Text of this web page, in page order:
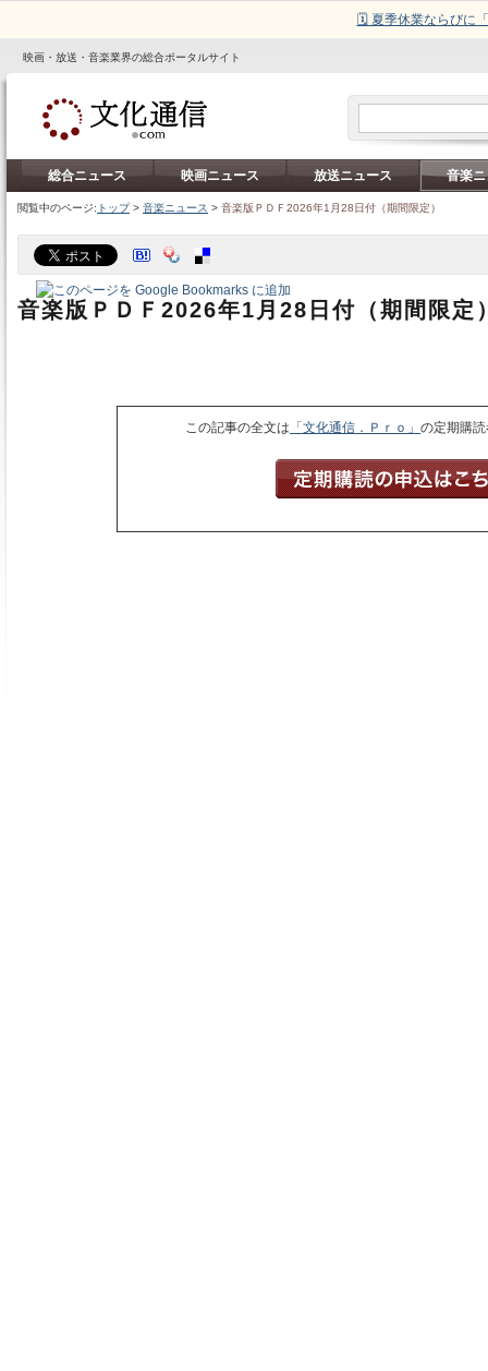
🗓️ 夏季休業ならびに
映画・放送・音楽業界の総合ポータルサイト
総合ニュース 映画ニュース 放送ニュース 音楽
閲覧中のページ: トップ> 音楽ニュース > 音楽版ＰＤＦ2026年1月28日付（期間限定）
音楽版ＰＤＦ2026年1月28日付（期間限定
この記事の全文は 「文化通信．Ｐｒｏ」の定期購